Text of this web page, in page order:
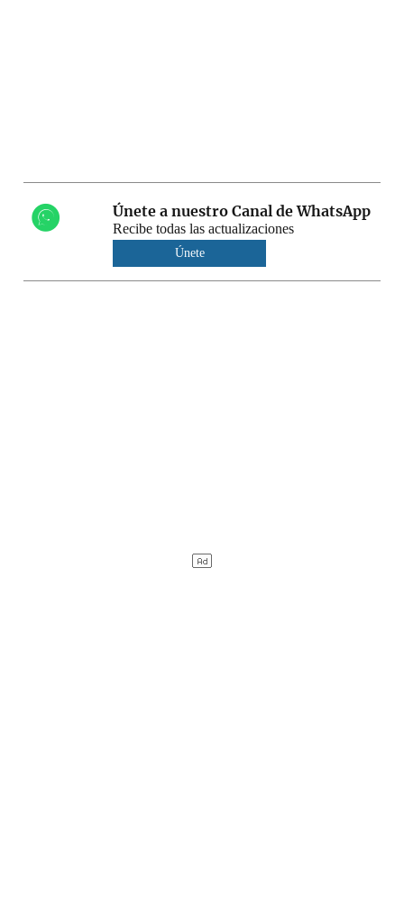
Únete a nuestro Canal de WhatsApp
Recibe todas las actualizaciones
Únete